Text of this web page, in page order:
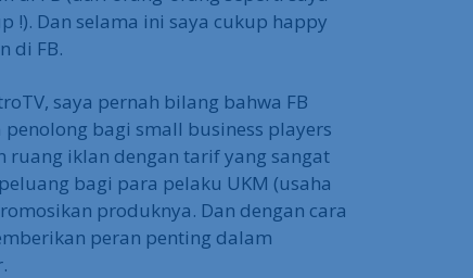
!). Dan selama ini saya cukup happy
di FB.
saya pernah bilang bahwa FB
bagi small business players
ruang iklan dengan tarif yang sangat
bagi para pelaku UKM (usaha
produknya. Dan dengan cara
peran penting dalam